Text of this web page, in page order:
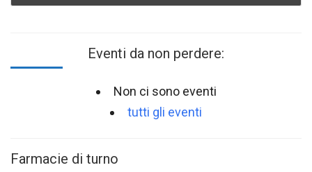
Eventi da non perdere:
Non ci sono eventi
tutti gli eventi
Farmacie di turno